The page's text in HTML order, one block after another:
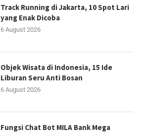
Track Running di Jakarta, 10 Spot Lari
yang Enak Dicoba
6 August 2026
Objek Wisata di Indonesia, 15 Ide
Liburan Seru Anti Bosan
6 August 2026
Fungsi Chat Bot MILA Bank Mega